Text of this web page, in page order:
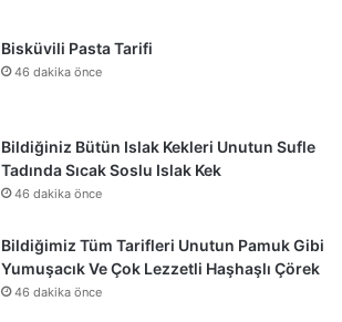
Bisküvili Pasta Tarifi
46 dakika önce
Bildiğiniz Bütün Islak Kekleri Unutun Sufle
Tadında Sıcak Soslu Islak Kek
46 dakika önce
Bildiğimiz Tüm Tarifleri Unutun Pamuk Gibi
Yumuşacık Ve Çok Lezzetli Haşhaşlı Çörek
46 dakika önce